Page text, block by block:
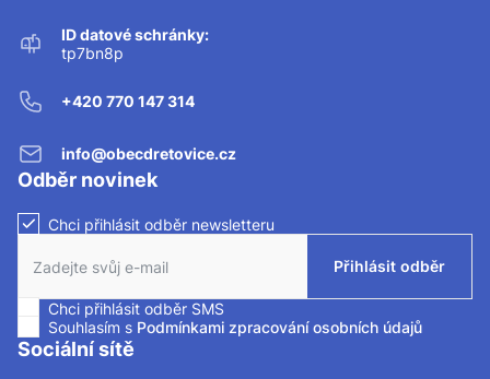
ID datové schránky:
tp7bn8p
+420 770 147 314
info@obecdretovice.cz
Odběr novinek
Chci přihlásit odběr newsletteru
Přihlásit odběr
Chci přihlásit odběr SMS
Zaškrtnutím políčka souhlasíte se zasíláním SMS.
Souhlasím s Podmínkami zpracování osobních údajů
Sociální sítě